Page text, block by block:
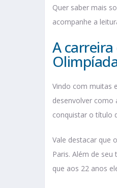
Quer saber mais
acompanhe a
A
Vindo com muitas
desenvolver como
conquistar o título
Vale destacar que
Paris. Além de
que aos 22 anos